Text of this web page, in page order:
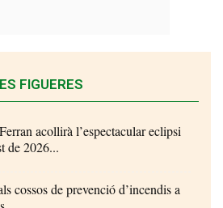
FIGUERES
acollirà l’espectacular eclipsi
de 2026...
cossos de prevenció d’incendis a